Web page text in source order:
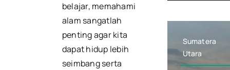
belajar, memahami
alam sangatlah
penting agar kita
dapat hidup lebih
seimbang serta
Sumatera
Utara